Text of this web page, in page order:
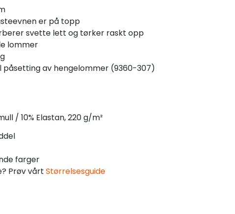
er på topp
svette lett og tørker raskt opp
lommer
påsetting av hengelommer (9360-307)
/ 10% Elastan, 220 g/m²
farger
Prøv vårt Størrelsesguide